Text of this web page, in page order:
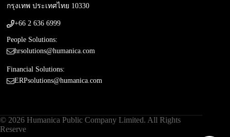
กรุงเทพ ประเทศไทย 10330
+66 2 636 6999
People Solutions:
hrsolutions@humanica.com
Financial Solutions:
ERPsolutions@humanica.com
© 2026 Humanica Public Company Limited. All Rights
Reserve